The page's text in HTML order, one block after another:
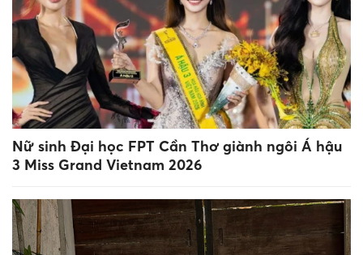
Nữ sinh Đại học FPT Cần Thơ giành ngôi Á hậu
3 Miss Grand Vietnam 2026